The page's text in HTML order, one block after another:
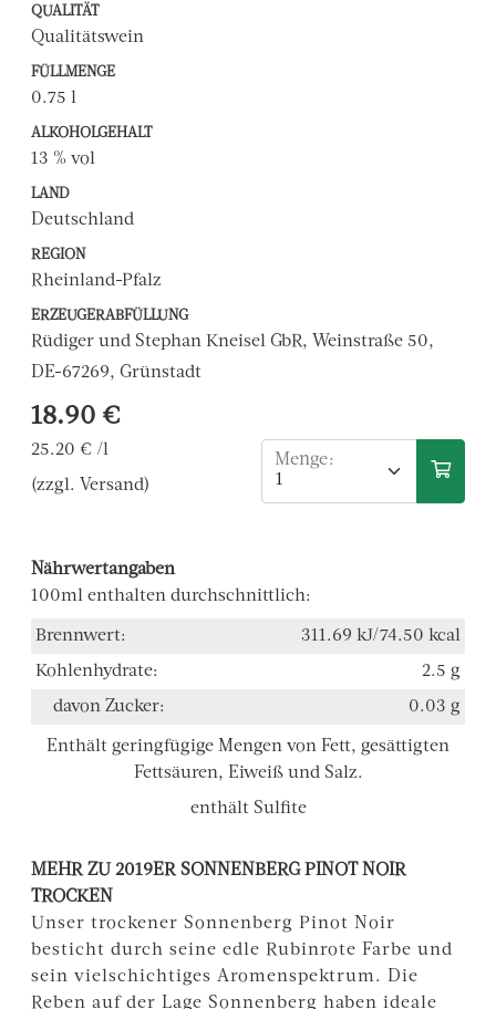
QUALITÄT
Qualitätswein
FÜLLMENGE
0.75 l
ALKOHOLGEHALT
13 % vol
LAND
Deutschland
REGION
Rheinland-Pfalz
ERZEUGERABFÜLLUNG
Rüdiger und Stephan Kneisel GbR, Weinstraße 50,
DE-67269, Grünstadt
18.90 €
25.20 € /l
(zzgl. Versand)
Menge:
Nährwertangaben
100ml enthalten durchschnittlich:
Brennwert:
311.69 kJ/74.50 kcal
Kohlenhydrate:
2.5 g
davon Zucker:
0.03 g
Enthält geringfügige Mengen von Fett, gesättigten
Fettsäuren, Eiweiß und Salz.
enthält Sulfite
MEHR ZU 2019ER SONNENBERG PINOT NOIR
TROCKEN
Unser trockener Sonnenberg Pinot Noir
besticht durch seine edle Rubinrote Farbe und
sein vielschichtiges Aromenspektrum. Die
Reben auf der Lage Sonnenberg haben ideale